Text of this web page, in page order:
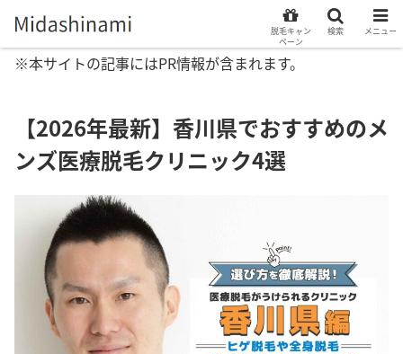
※本サイトの記事にはPR情報が含まれます。
【2026年最新】香川県でおすすめのメ
ンズ医療脱毛クリニック4選
脱毛キャン
ペーン
検索 メニュー